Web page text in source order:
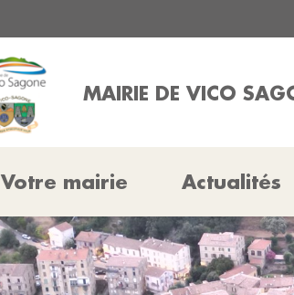
MAIRIE DE VICO
Votre mairie Actualités